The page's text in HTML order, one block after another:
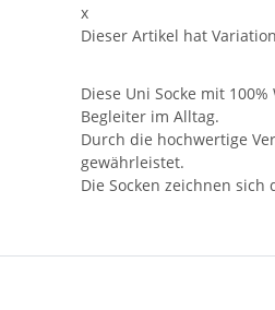
x
Dieser Artikel hat
Diese Uni Socke mit
Begleiter im Alltag.
Durch die hochwertige
gewährleistet.
Die Socken zeichnen